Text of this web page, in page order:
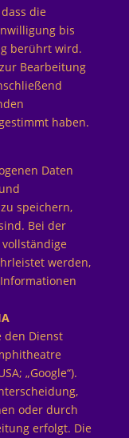
die
bis
berührt wird.
Bearbeitung
haben.
Daten
speichern,
Bei der
werden,
den Dienst
„Google“).
oder durch
erfolgt. Die